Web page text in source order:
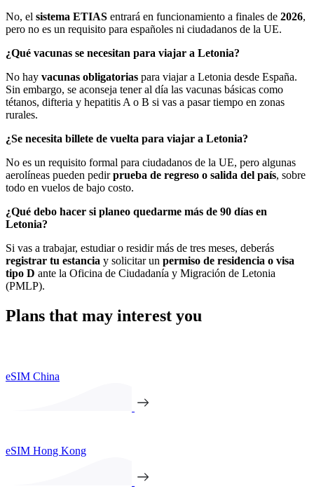
No, el sistema ETIAS entrará en funcionamiento a finales de 2026,
pero no es un requisito para españoles ni ciudadanos de la UE.
¿Qué vacunas se necesitan para viajar a Letonia?
No hay vacunas obligatorias para viajar a Letonia desde España.
Sin embargo, se aconseja tener al día las vacunas básicas como
tétanos, difteria y hepatitis A o B si vas a pasar tiempo en zonas
rurales.
¿Se necesita billete de vuelta para viajar a Letonia?
No es un requisito formal para ciudadanos de la UE, pero algunas
aerolíneas pueden pedirprueba de regreso o salida del país, sobre
todo en vuelos de bajo costo.
¿Qué debo hacer si planeo quedarme más de 90 días en
Letonia?
Si vas a trabajar, estudiar o residir más de tres meses, deberás
registrar tu estancia y solicitar un permiso de residencia o visa
tipo D ante la Oficina de Ciudadanía y Migración de Letonia
(PMLP).
Plans that may interest you
eSIM China
eSIM Hong Kong